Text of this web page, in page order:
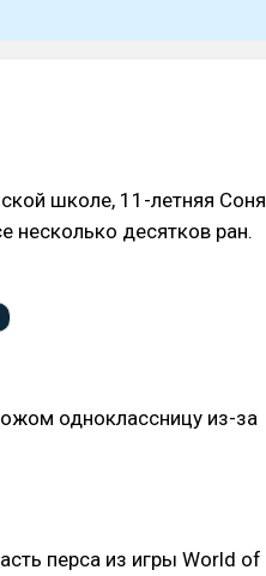
школе, 11-летняя Соня
несколько десятков ран.
одноклассницу из-за
перса из игры World of